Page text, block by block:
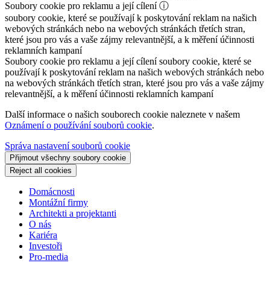
Soubory cookie pro reklamu a její cílení ⓘ
soubory cookie, které se používají k poskytování reklam na našich
webových stránkách nebo na webových stránkách třetích stran,
které jsou pro vás a vaše zájmy relevantnější, a k měření účinnosti
reklamních kampaní
Soubory cookie pro reklamu a její cílenísoubory cookie, které se
používají k poskytování reklam na našich webových stránkách nebo
na webových stránkách třetích stran, které jsou pro vás a vaše zájmy
relevantnější, a k měření účinnosti reklamních kampaní
Další informace o našich souborech cookie naleznete v našem
Oznámení o používání souborů cookie.
Správa nastavení souborů cookie
Přijmout všechny soubory cookie
Reject all cookies
Domácnosti
Montážní firmy
Architekti a projektanti
O nás
Kariéra
Investoři
Pro-media